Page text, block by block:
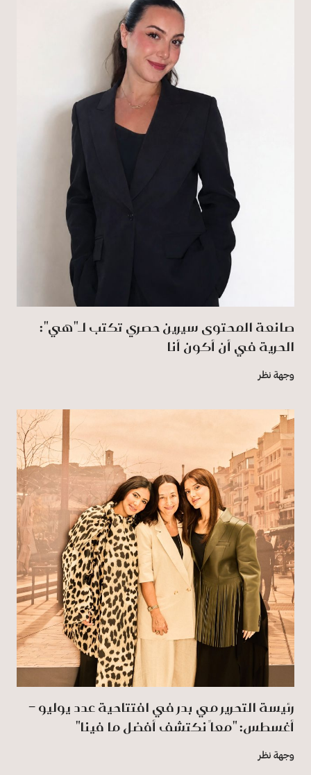
صانعة المحتوى سيرين حصري تكتب لـ"هي":
الحرية في أن أكون أنا
وجهة نظر
رئيسة التحرير مي بدر في افتتاحية عدد يوليو –
أغسطس: "معاً نكتشف أفضل ما فينا"
وجهة نظر